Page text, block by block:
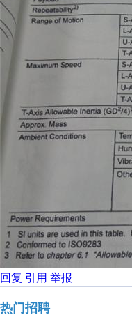
回复 引用 举报
热门招聘